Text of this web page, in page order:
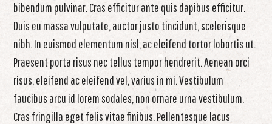
bibendum pulvinar. Cras efficitur ante quis dapibus efficitur.
Duis eu massa vulputate, auctor justo tincidunt, scelerisque
nibh. In euismod elementum nisl, ac eleifend tortor lobortis ut.
Praesent porta risus nec tellus tempor hendrerit. Aenean orci
risus, eleifend ac eleifend vel, varius in mi. Vestibulum
faucibus arcu id lorem sodales, non ornare urna vestibulum.
Cras fringilla eget felis vitae finibus. Pellentesque lacus